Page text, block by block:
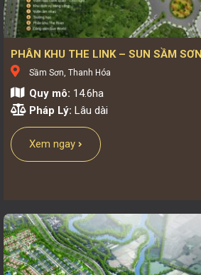
PHÂN KHU THE LINK – SUN SẦM SƠN
Sầm Sơn, Thanh Hóa
Quy mô: 14.6ha
Pháp Lý: Lâu dài
Xem ngay